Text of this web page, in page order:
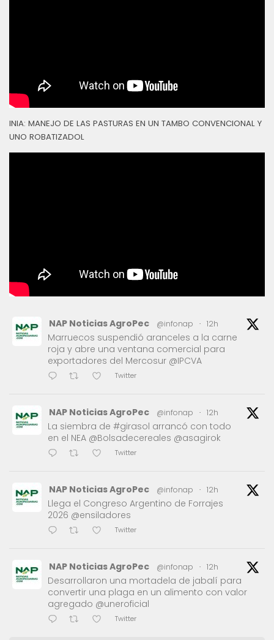
INIA: MANEJO DE LAS PASTURAS EN UN TAMBO CONVENCIONAL Y
UNO ROBATIZADOL
NAP Noticias AgroPec @infonap · 12h
Marruecos suspendió aranceles a la carne
roja y abre una ventana comercial para
exportadores del Mercosur @IPCVA
Twitter
NAP Noticias AgroPec @infonap · 12h
La siembra de #girasol arrancó con todo
en el NEA @Bolsadecereales @asagirok
Twitter
NAP Noticias AgroPec @infonap · 12h
Llega el Congreso Argentino de Forrajes
2026 @ensiladores
Twitter
NAP Noticias AgroPec @infonap · 12h
Desarrollaron una mortadela de jabalí para
convertir una plaga en un alimento con valor
agregado @uneroficial
Twitter